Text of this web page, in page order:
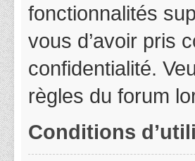
fonctionnalités
vous d’avoir pris
confidentialité.
règles du forum
Conditions